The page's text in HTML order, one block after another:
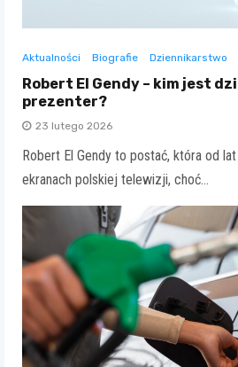
Aktualności Biografie Dziennikarstwo
Robert El Gendy – kim jest
prezenter?
23 lutego 2026
Robert El Gendy to postać, która od
ekranach polskiej telewizji, choć…